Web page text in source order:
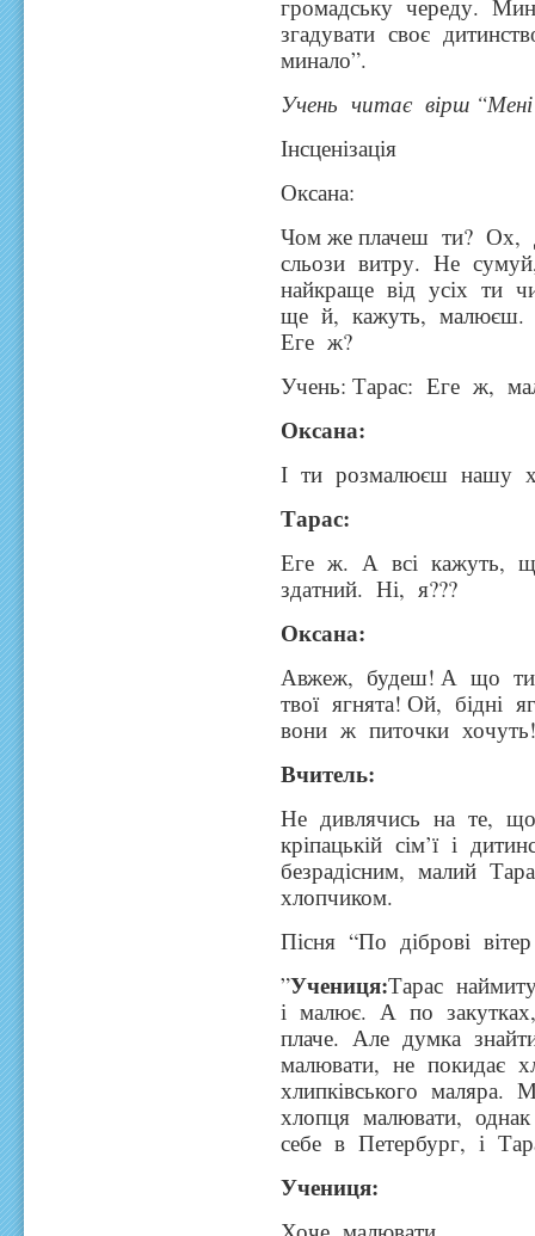
громадську череду.
згадувати своє
минало”.
Учень читає вірш
Інсценізація
Оксана:
Чом же плачеш ти? Ох,
сльози витру. Не
найкраще від усіх ти
ще й, кажуть, малюєш.
Еге ж?
Учень: Тарас: Еге ж,
Оксана:
І ти розмалюєш нашу
Тарас:
Еге ж. А всі кажуть,
здатний. Ні, я???
Оксана:
Авжеж, будеш! А що ти
твої ягнята! Ой, бідні
вони ж питочки
Вчитель:
Не дивлячись на те,
кріпацькій сім’ї і
безрадісним, малий
хлопчиком.
Пісня “По діброві
”Учениця:Тарас
і малює. А по
плаче. Але думка
малювати, не покидає
хлипківського маляра.
хлопця малювати,
себе в Петербург, і
Учениця: